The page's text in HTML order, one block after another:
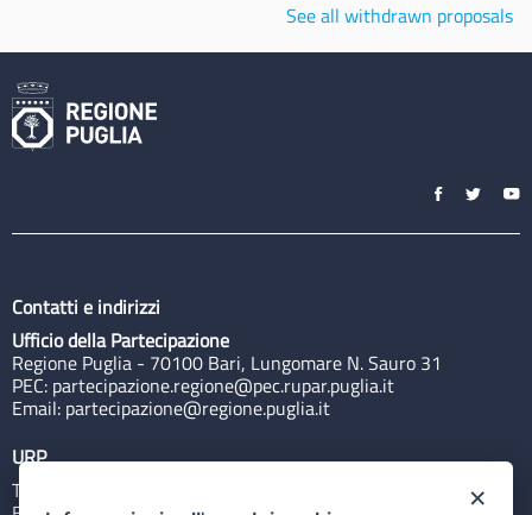
See all withdrawn proposals
Contatti e indirizzi
Ufficio della Partecipazione
Regione Puglia - 70100 Bari, Lungomare N. Sauro 31
PEC: partecipazione.regione@pec.rupar.puglia.it
Email: partecipazione@regione.puglia.it
URP
Tel: 800713939
×